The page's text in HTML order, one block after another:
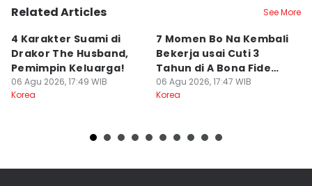
Related Articles See More
4 Karakter Suami di
Drakor The Husband,
Pemimpin Keluarga!
06 Agu 2026, 17:49 WIB
Korea
7 Momen Bo Na Kembali
Bekerja usai Cuti 3
Tahun di A Bona Fide
Killer
06 Agu 2026, 17:47 WIB
Korea